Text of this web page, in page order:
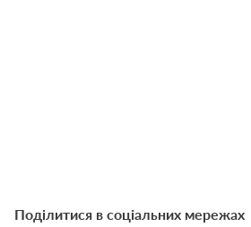
Поділитися в соціальних мережах